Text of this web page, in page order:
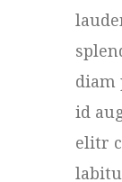
diam
id
elitr